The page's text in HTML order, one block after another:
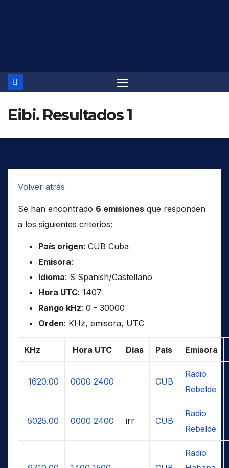
Eibi. Resultados 1
Volver atrás
Se han encontrado 6 emisiones que responden
a los siguientes criterios:
País origen: CUB Cuba
Emisora:
Idioma: S Spanish/Castellano
Hora UTC: 1407
Rango kHz: 0 - 30000
Orden: KHz, emisora, UTC
KHz Hora UTC Días País Emisora
1620.00 0000 2400 CUB
Radio
Rebelde
5025.00 0000 2400 irr CUB
Radio
Rebelde
Radio